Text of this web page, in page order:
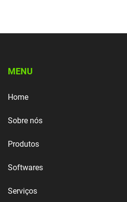
MENU
Home
Sobre nós
Produtos
Softwares
Serviços